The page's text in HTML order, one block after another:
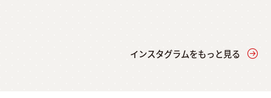
インスタグラムをもっと見る